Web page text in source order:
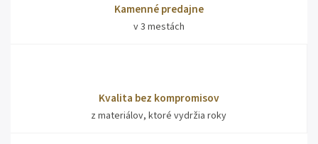
Kamenné predajne
v 3 mestách
Kvalita bez kompromisov
z materiálov, ktoré vydržia roky